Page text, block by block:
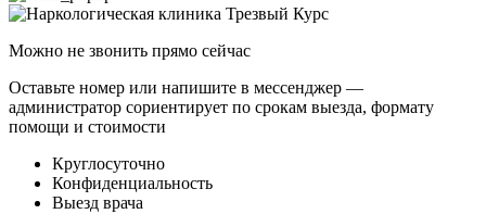
Можно не звонить прямо сейчас
Оставьте номер или напишите в мессенджер —
администратор сориентирует по срокам выезда, формату
помощи и стоимости
Круглосуточно
Конфиденциальность
Выезд врача